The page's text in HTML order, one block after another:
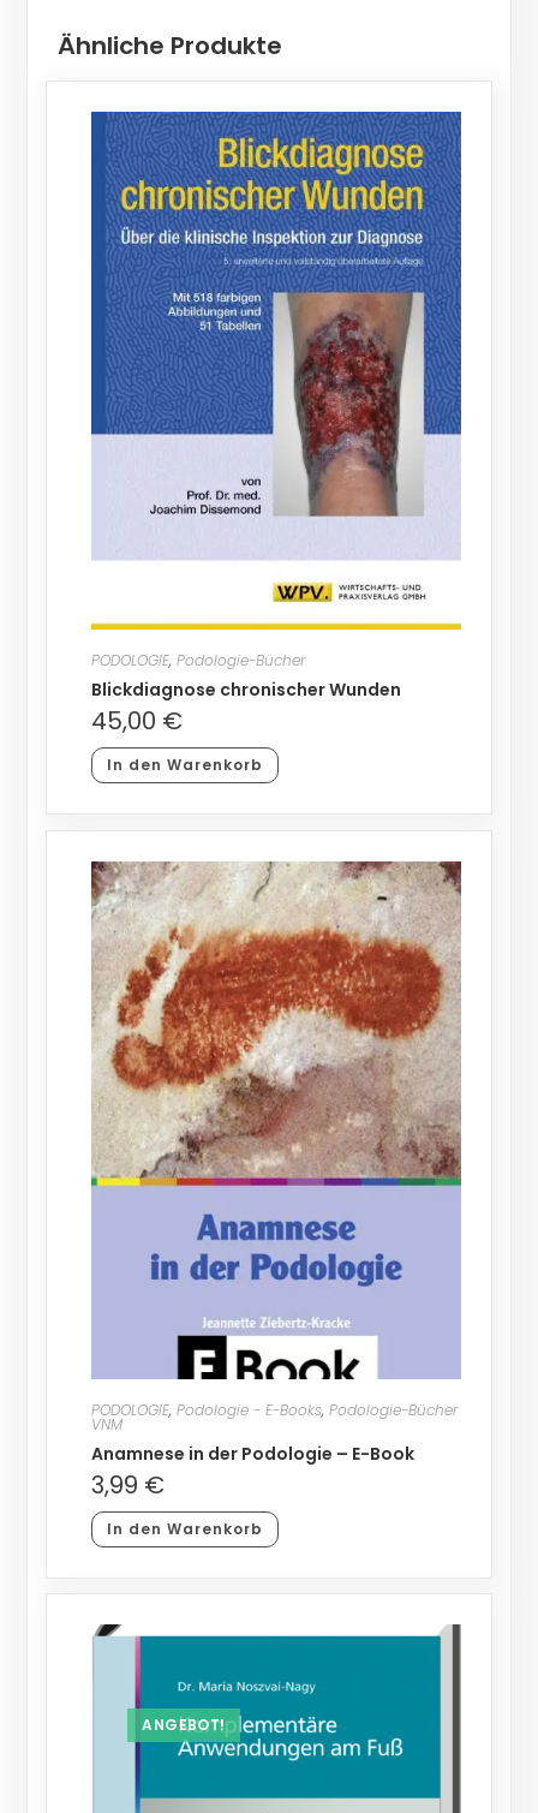
Ähnliche Produkte
PODOLOGIE, Podologie-Bücher
Blickdiagnose chronischer Wunden
45,00 €
In den Warenkorb
PODOLOGIE, Podologie - E-Books, Podologie-Bücher
VNM
Anamnese in der Podologie – E-Book
3,99 €
In den Warenkorb
ANGEBOT!